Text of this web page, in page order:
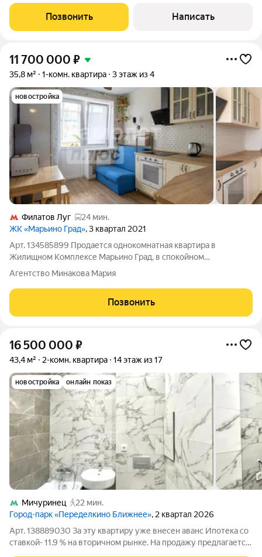
деталь продумана на годы вперед,
Позвонить Написать
11 700 000 ₽
35,8 м² 1-комн. квартира 3 этаж из 4
новостройка
Филатов Луг
24 мин.
ЖК «Марьино Град», 3 квартал 2021
Арт. 134585899 Продается однокомнатная квартира в
Жилищном Комплексе Марьино Град, в спокойном
комфортном районе Новой Москвы. Квартира расположена на
3 этаже 4-этажного монолитно-кирпичного дома 2021 года
постройки. Общая площадь квартиры 35.8 кв.
Агентство Минакова Мария
Позвонить
16 500 000 ₽
43,4 м² 2-комн. квартира 14 этаж из 17
новостройка онлайн показ
Мичуринец
22 мин.
Город-парк «Переделкино Ближнее», 2 квартал 2026
Арт. 138889030 За эту квартиру уже внесен аванс Ипотека со
ставкой- 11.9 % на вторичном рынке. На пpoдaжу пpедлагается